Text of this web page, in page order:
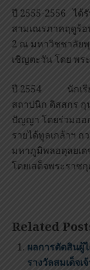
ปี 2555-2556 ได้
สามเณรภาคฤดูร้
2 ณ มหาวิชชาลัย
เชิญตะวัน โดย พร
ปี 2554 นักเรีย
สถาปนิก ดิสสกร กุ
ปัญญา โดยร่วมออ
รายได้ทูลเกล้าฯ
มหาภูมิพลอดุลยเ
โดยเสด็จพระราช
Related
ผลการตัดสินผู้
รางวัลสมเด็จ